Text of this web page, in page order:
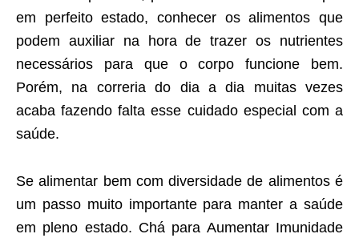
em perfeito estado, conhecer os alimentos que
podem auxiliar na hora de trazer os nutrientes
necessários para que o corpo funcione bem.
Porém, na correria do dia a dia muitas vezes
acaba fazendo falta esse cuidado especial com a
saúde.
Se alimentar bem com diversidade de alimentos é
um passo muito importante para manter a saúde
em pleno estado. Chá para Aumentar Imunidade